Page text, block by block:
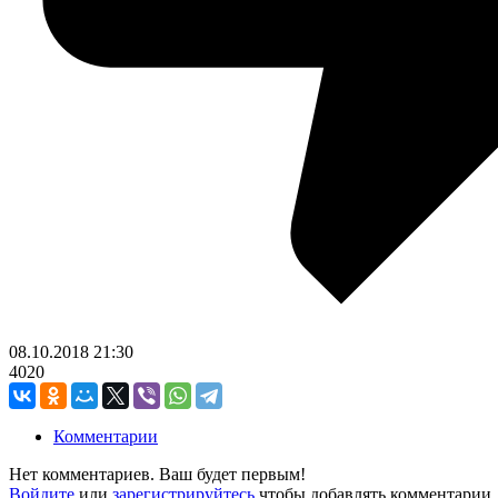
08.10.2018 21:30
4020
Комментарии
Нет комментариев. Ваш будет первым!
Войдите или зарегистрируйтесь чтобы добавлять комментарии